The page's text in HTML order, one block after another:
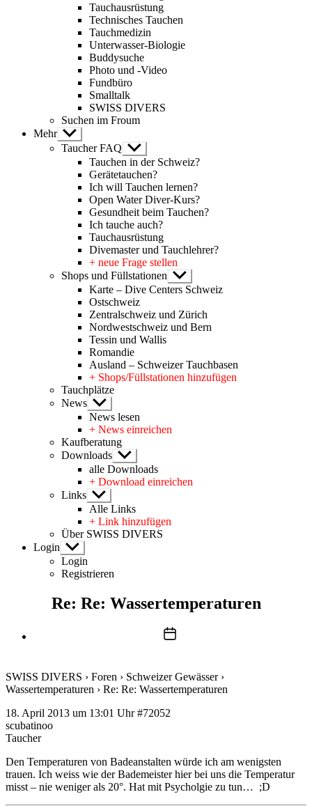
Tauchausrüstung
Technisches Tauchen
Tauchmedizin
Unterwasser-Biologie
Buddysuche
Photo und -Video
Fundbüro
Smalltalk
SWISS DIVERS
Suchen im Froum
Mehr Untermenü
anzeigen
Taucher FAQ Untermenü
anzeigen
Tauchen in der Schweiz?
Gerätetauchen?
Ich will Tauchen lernen?
Open Water Diver-Kurs?
Gesundheit beim Tauchen?
Ich tauche auch?
Tauchausrüstung
Divemaster und Tauchlehrer?
+ neue Frage stellen
Shops und Füllstationen Untermenü
anzeigen
Karte – Dive Centers Schweiz
Ostschweiz
Zentralschweiz und Zürich
Nordwestschweiz und Bern
Tessin und Wallis
Romandie
Ausland – Schweizer Tauchbasen
+ Shops/Füllstationen hinzufügen
Tauchplätze
News Untermenü
anzeigen
News lesen
+ News einreichen
Kaufberatung
Downloads Untermenü
anzeigen
alle Downloads
+ Download einreichen
Links Untermenü
anzeigen
Alle Links
+ Link hinzufügen
Über SWISS DIVERS
Login Untermenü
anzeigen
Login
Registrieren
Re: Re: Wassertemperaturen
Beitragsdatum
SWISS DIVERS › Foren › Schweizer Gewässer ›
Wassertemperaturen › Re: Re: Wassertemperaturen
18. April 2013 um 13:01 Uhr #72052
scubatinoo
Taucher
Den Temperaturen von Badeanstalten würde ich am wenigsten
trauen. Ich weiss wie der Bademeister hier bei uns die Temperatur
misst – nie weniger als 20°. Hat mit Psycholgie zu tun… ;D